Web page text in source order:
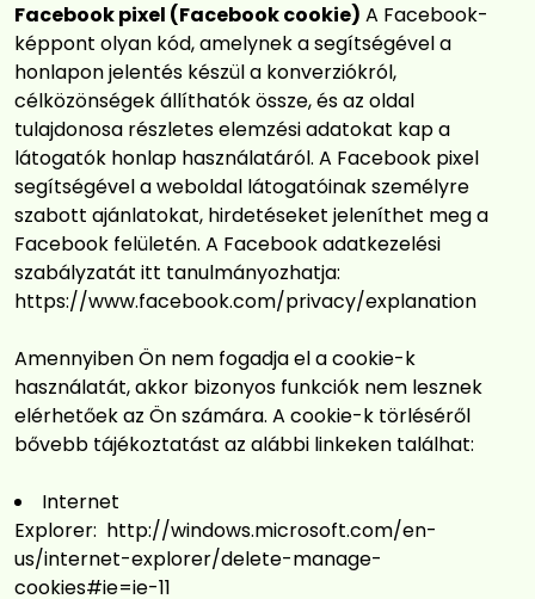
Facebook pixel (Facebook cookie) A Facebook-
képpont olyan kód, amelynek a segítségével a
honlapon jelentés készül a konverziókról,
célközönségek állíthatók össze, és az oldal
tulajdonosa részletes elemzési adatokat kap a
látogatók honlap használatáról. A Facebook pixel
segítségével a weboldal látogatóinak személyre
szabott ajánlatokat, hirdetéseket jeleníthet meg a
Facebook felületén. A Facebook adatkezelési
szabályzatát itt tanulmányozhatja:
https://www.facebook.com/privacy/explanation
Amennyiben Ön nem fogadja el a cookie-k
használatát, akkor bizonyos funkciók nem lesznek
elérhetőek az Ön számára. A cookie-k törléséről
bővebb tájékoztatást az alábbi linkeken találhat:
Internet
Explorer: http://windows.microsoft.com/en-
us/internet-explorer/delete-manage-
cookies#ie=ie-11